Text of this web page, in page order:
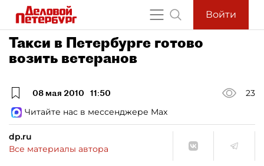
Войти
Такси в Петербурге готово
возить ветеранов
08 мая 2010 11:50
23
Читайте нас в мессенджере Max
dp.ru
Все материалы автора